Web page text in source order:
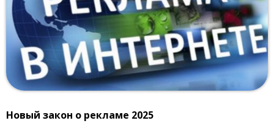
Новый закон о рекламе 2025